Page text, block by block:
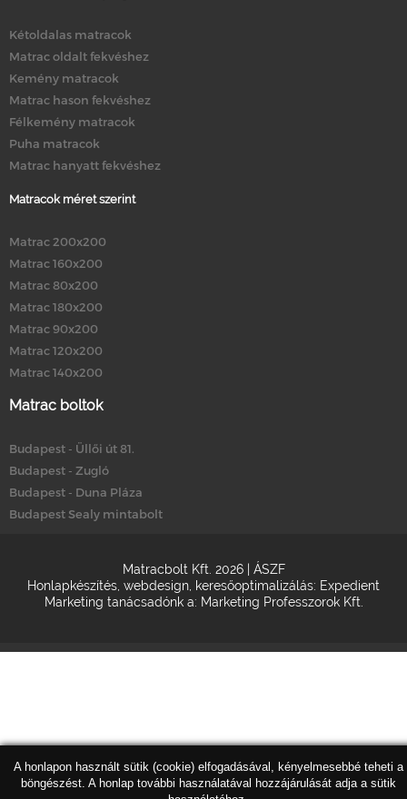
Kétoldalas matracok
Matrac oldalt fekvéshez
Kemény matracok
Matrac hason fekvéshez
Félkemény matracok
Puha matracok
Matrac hanyatt fekvéshez
Matracok méret szerint
Matrac 200x200
Matrac 160x200
Matrac 80x200
Matrac 180x200
Matrac 90x200
Matrac 120x200
Matrac 140x200
Matrac boltok
Budapest - Üllői út 81.
Budapest - Zugló
Budapest - Duna Pláza
Budapest Sealy mintabolt
Matracbolt Kft. 2026 | ÁSZF
Honlapkészítés webdesign keresőoptimalizálás: Expedient
Marketing tanácsadónk a: Marketing Professzorok Kft.
A honlapon használt sütik (cookie) elfogadásával, kényelmesebbé teheti a
böngészést. A honlap további használatával hozzájárulását adja a sütik